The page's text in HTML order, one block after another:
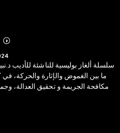
Mehr
Details
سلسلة ألغاز بوليسية للناشئة للأديب
ما بين الغموض والإثارة والحركة،
مكافحة الجريمة و تحقيق العدالة،